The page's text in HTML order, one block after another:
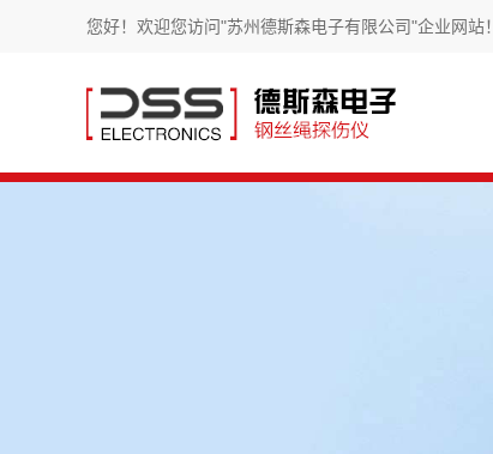
您好！欢迎您访问"苏州德斯森电子有限公司"企业网站！